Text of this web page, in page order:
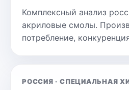
Комплексный анализ
акриловые смолы.
потребление,
РОССИЯ · СПЕЦИАЛЬНАЯ